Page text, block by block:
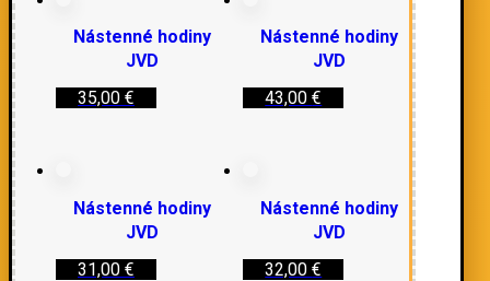
Nástenné hodiny
JVD
35,00 €
Nástenné hodiny
JVD
43,00€
Nástenné hodiny
JVD
31,00 €
Nástenné hodiny
JVD
32,00€